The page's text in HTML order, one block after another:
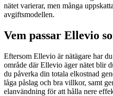
nätet varierar, men många
avgiftsmodellen.
Vem passar Ellevio
Eftersom Ellevio är nätägare har
område där Ellevio äger nätet blir
du påverka din totala elkostnad
låga påslag och bra villkor, samt
elanvändning för att hålla nere